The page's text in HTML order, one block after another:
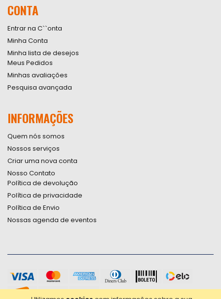
Newsletter:
CONTA
Entrar na C``onta
Minha Conta
Minha lista de desejos
Meus Pedidos
Minhas avaliações
Pesquisa avançada
INFORMAÇÕES
Quem nós somos
Nossos serviços
Criar uma nova conta
Nosso Contato
Política de devolução
Política de privacidade
Política de Envio
Nossas agenda de eventos